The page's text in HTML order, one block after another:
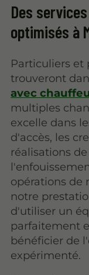
Des
optimisés à
Particuliers et
trouveront
avec
multiples
excelle dans
d'accès, les
réalisations
opérations de
notre
d'utiliser un
parfaitement
bénéficier de
expérimenté.